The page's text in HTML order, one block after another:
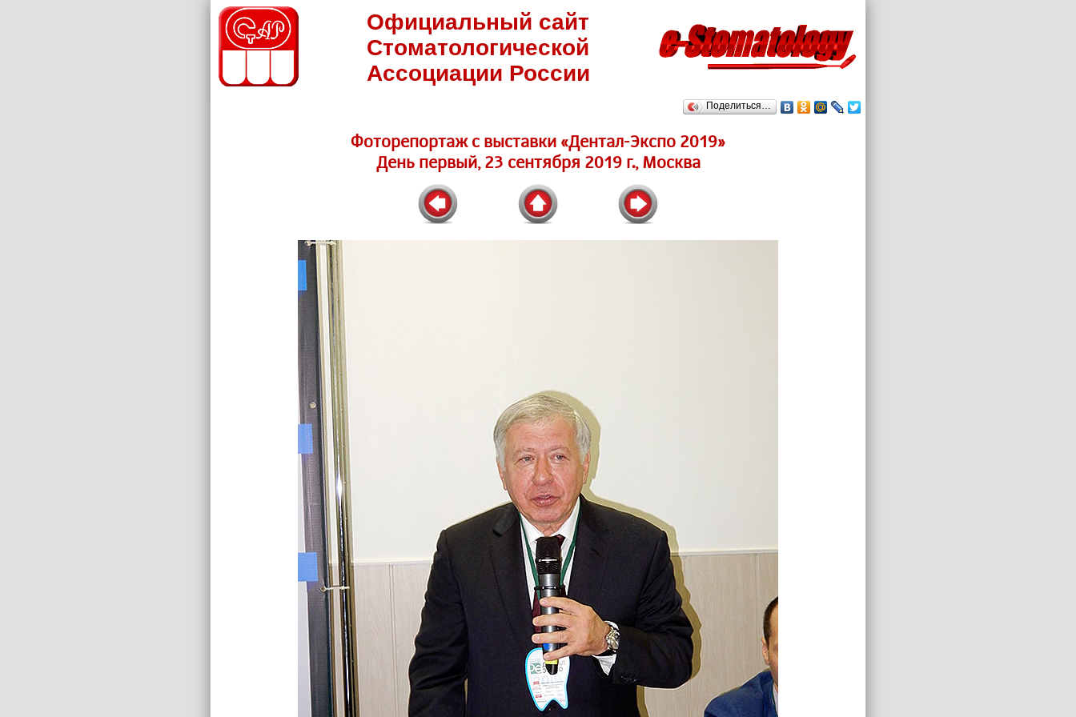
Официальный сайт
Стоматологической
Ассоциации России
Поделиться…
Фоторепортаж c выставки «Дентал-Экспо 2019»
День первый, 23 сентября 2019 г., Москва